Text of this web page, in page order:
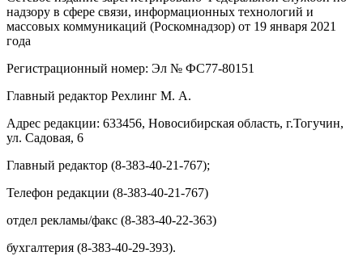
надзору в сфере связи, информационных технологий и
массовых коммуникаций (Роскомнадзор) от 19 января 2021
года
Регистрационный номер: Эл № ФС77-80151
Главный редактор Рехлинг М. А.
Адрес редакции: 633456, Новосибирская область, г.Тогучин,
ул. Садовая, 6
Главный редактор (8-383-40-21-767);
Телефон редакции (8-383-40-21-767)
отдел рекламы/факс (8-383-40-22-363)
бухгалтерия (8-383-40-29-393).